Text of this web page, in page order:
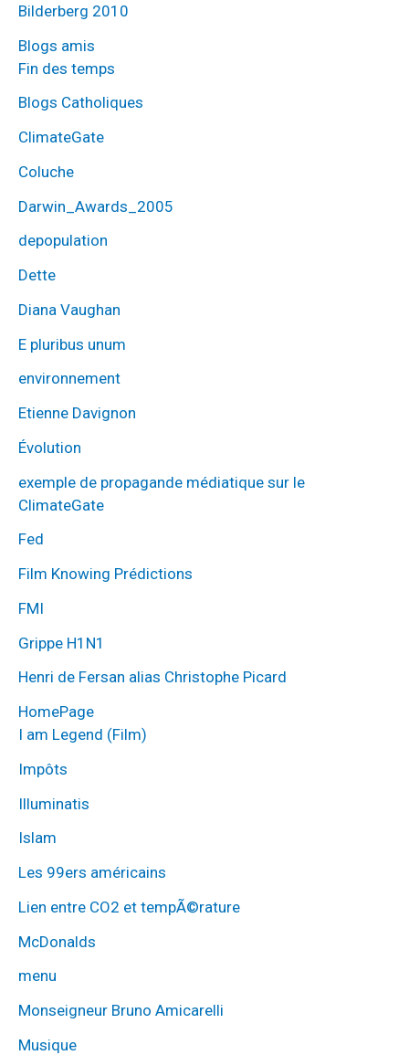
Bilderberg 2010
Blogs amis
Fin des temps
Blogs Catholiques
ClimateGate
Coluche
Darwin_Awards_2005
depopulation
Dette
Diana Vaughan
E pluribus unum
environnement
Etienne Davignon
Évolution
exemple de propagande médiatique sur le
ClimateGate
Fed
Film Knowing Prédictions
FMI
Grippe H1N1
Henri de Fersan alias Christophe Picard
HomePage
I am Legend (Film)
Impôts
Illuminatis
Islam
Les 99ers américains
Lien entre CO2 et tempÃ©rature
McDonalds
menu
Monseigneur Bruno Amicarelli
Musique